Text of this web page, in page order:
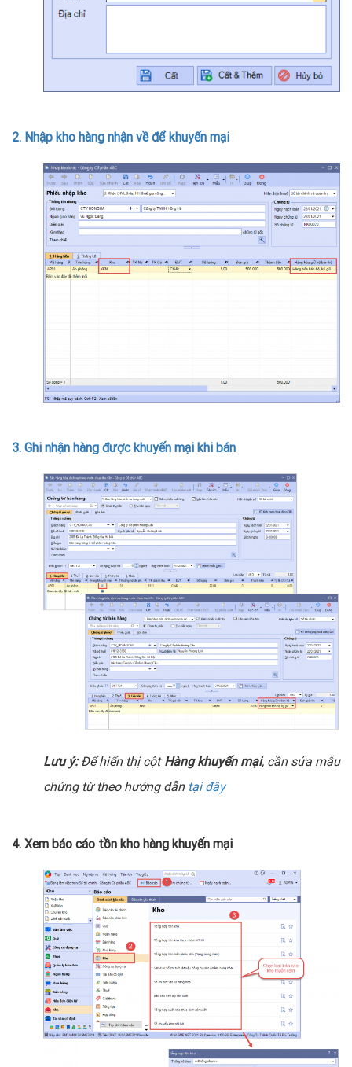
2. Nhập kho hàng nhận về để khuyến mại
3. Ghi nhận hàng được khuyến mại khi bán
Lưu ý:Để hiển thị cột Hàng khuyến mại, cần sửa mẫu
chứng từ theo hướng dẫn tại đây
4. Xem báo cáo tồn kho hàng khuyến mại